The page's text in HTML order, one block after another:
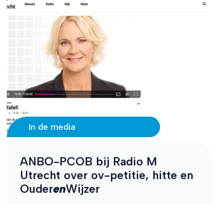
In de media
ANBO-PCOB bij Radio M
Utrecht over ov-petitie, hitte en
OuderenWijzer